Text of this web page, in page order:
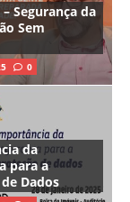
Segurança da
Sem
0
da
para a
Dados